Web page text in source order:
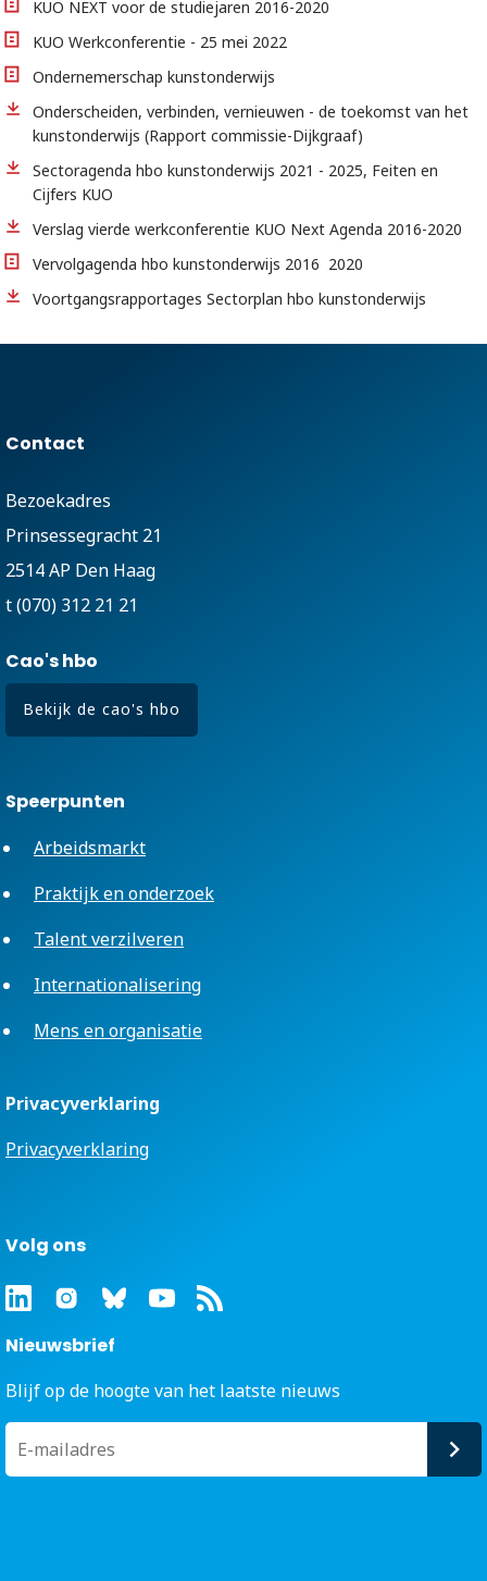
KUO NEXT voor de studiejaren 2016-2020
KUO Werkconferentie - 25 mei 2022
Ondernemerschap kunstonderwijs
Onderscheiden, verbinden, vernieuwen - de toekomst van het
kunstonderwijs (Rapport commissie-Dijkgraaf)
Sectoragenda hbo kunstonderwijs 2021 - 2025, Feiten en
Cijfers KUO
Verslag vierde werkconferentie KUO Next Agenda 2016-2020
Vervolgagenda hbo kunstonderwijs 2016  2020
Voortgangsrapportages Sectorplan hbo kunstonderwijs
Contact
Bezoekadres
Prinsessegracht 21
2514 AP Den Haag
t (070) 312 21 21
Cao's hbo
Bekijk de cao's hbo
Speerpunten
Arbeidsmarkt
Praktijk en onderzoek
Talent verzilveren
Internationalisering
Mens en organisatie
Privacyverklaring
Privacyverklaring
Volg ons
Nieuwsbrief
Blijf op de hoogte van het laatste nieuws